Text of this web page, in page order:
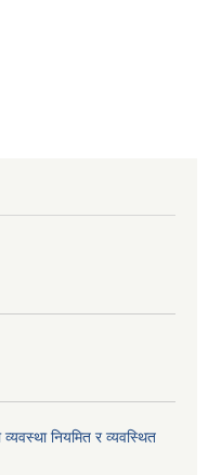
व्यवस्था नियमित र व्यवस्थित